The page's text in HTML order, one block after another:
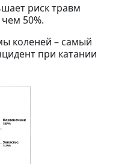
риск травм
50%.
коленей – самый
при катании